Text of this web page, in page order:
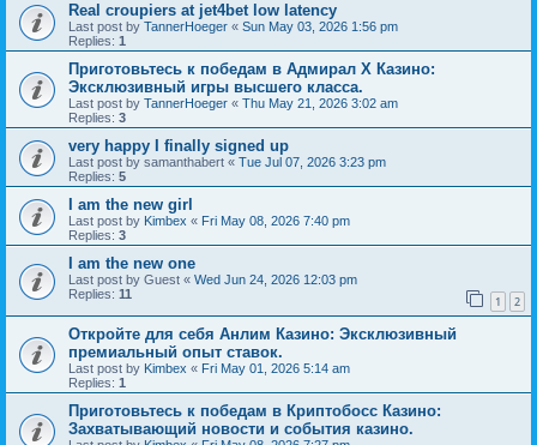
Real croupiers at jet4bet low latency
Last post by TannerHoeger « Sun May 03, 2026 1:56 pm
Replies: 1
Приготовьтесь к победам в Адмирал Х Казино:
Эксклюзивный игры высшего класса.
Last post by TannerHoeger « Thu May 21, 2026 3:02 am
Replies: 3
very happy I finally signed up
Last post by samanthabert « Tue Jul 07, 2026 3:23 pm
Replies: 5
I am the new girl
Last post by Kimbex « Fri May 08, 2026 7:40 pm
Replies: 3
I am the new one
Last post by Guest « Wed Jun 24, 2026 12:03 pm
Replies: 11 1 2
Откройте для себя Анлим Казино: Эксклюзивный
премиальный опыт ставок.
Last post by Kimbex « Fri May 01, 2026 5:14 am
Replies: 1
Приготовьтесь к победам в Криптобосс Казино:
Захватывающий новости и события казино.